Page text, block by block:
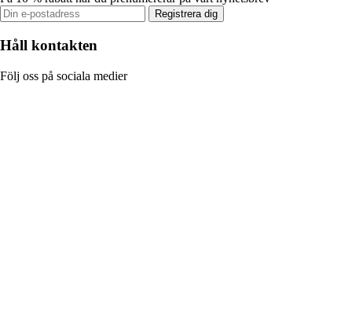
Registrera dig
Håll kontakten
Följ oss på sociala medier